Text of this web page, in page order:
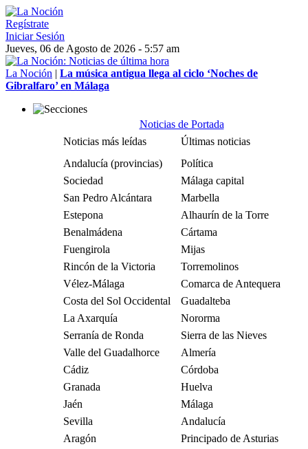
Regístrate
Iniciar Sesión
Jueves, 06 de Agosto de 2026 - 5:57 am
La Noción | La música antigua llega al ciclo ‘Noches de
Gibralfaro’ en Málaga
Noticias de Portada
Noticias más leídas
Últimas noticias
Andalucía (provincias)
Política
Sociedad
Málaga capital
San Pedro Alcántara
Marbella
Estepona
Alhaurín de la Torre
Benalmádena
Cártama
Fuengirola
Mijas
Rincón de la Victoria
Torremolinos
Vélez-Málaga
Comarca de Antequera
Costa del Sol Occidental
Guadalteba
La Axarquía
Nororma
Serranía de Ronda
Sierra de las Nieves
Valle del Guadalhorce
Almería
Cádiz
Córdoba
Granada
Huelva
Jaén
Málaga
Sevilla
Andalucía
Aragón
Principado de Asturias